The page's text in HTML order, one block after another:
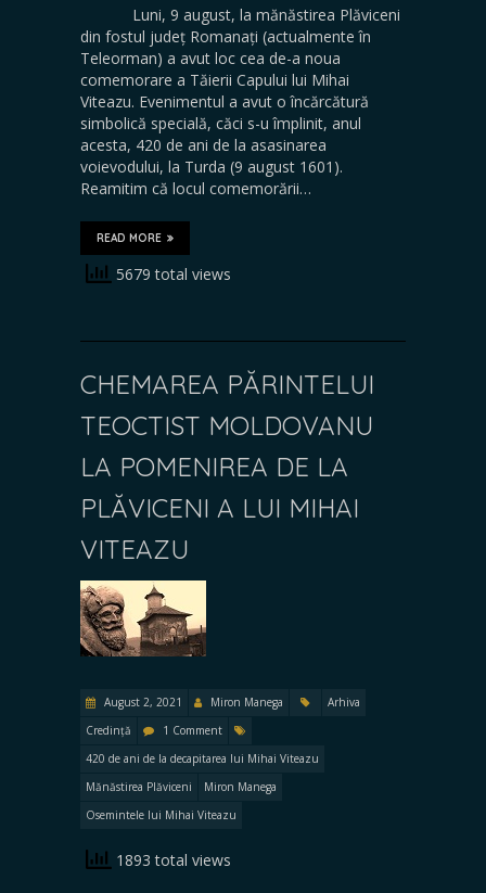
Luni, 9 august, la mănăstirea Plăviceni
din fostul județ Romanați (actualmente în
Teleorman) a avut loc cea de-a noua
comemorare a Tăierii Capului lui Mihai
Viteazu. Evenimentul a avut o încărcătură
simbolică specială, căci s-u împlinit, anul
acesta, 420 de ani de la asasinarea
voievodului, la Turda (9 august 1601).
Reamitim că locul comemorării…
READ MORE
5679 total views
CHEMAREA PĂRINTELUI
TEOCTIST MOLDOVANU
LA POMENIREA DE LA
PLĂVICENI A LUI MIHAI
VITEAZU
August 2, 2021 Miron Manega
Arhiva
Credință
1 Comment
420 de ani de la decapitarea lui Mihai Viteazu
Mănăstirea Plăviceni
Miron Manega
Osemintele lui Mihai Viteazu
1893 total views